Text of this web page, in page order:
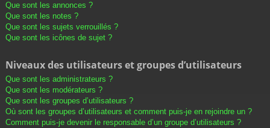
Que sont les annonces ?
Que sont les notes ?
Que sont les sujets verrouillés ?
Que sont les icônes de sujet ?
Niveaux des utilisateurs et groupes d’utilisateurs
Que sont les administrateurs ?
Que sont les modérateurs ?
Que sont les groupes d’utilisateurs ?
Où sont les groupes d’utilisateurs et comment puis-je en rejoindre un ?
Comment puis-je devenir le responsable d’un groupe d’utilisateurs ?